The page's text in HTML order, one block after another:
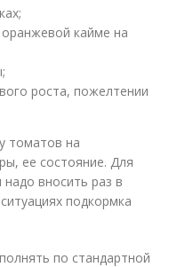
кайме на
роста, пожелтении
томатов на
ее состояние. Для
вносить раз в
подкормка
по стандартной